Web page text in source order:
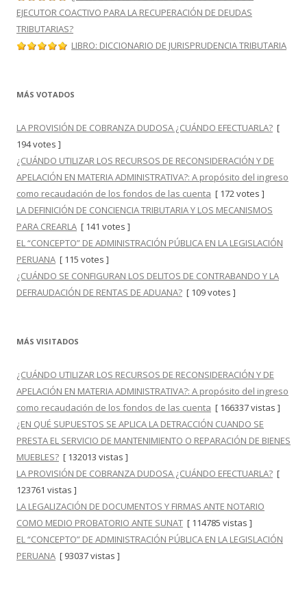
EJECUTOR COACTIVO PARA LA RECUPERACIÓN DE DEUDAS
TRIBUTARIAS?
LIBRO: DICCIONARIO DE JURISPRUDENCIA TRIBUTARIA
MÁS VOTADOS
LA PROVISIÓN DE COBRANZA DUDOSA ¿CUÁNDO EFECTUARLA? [
194 votes ]
¿CUÁNDO UTILIZAR LOS RECURSOS DE RECONSIDERACIÓN Y DE
APELACIÓN EN MATERIA ADMINISTRATIVA?: A propósito del ingreso
como recaudación de los fondos de las cuenta [ 172 votes ]
LA DEFINICIÓN DE CONCIENCIA TRIBUTARIA Y LOS MECANISMOS
PARA CREARLA [ 141 votes ]
EL “CONCEPTO” DE ADMINISTRACIÓN PÚBLICA EN LA LEGISLACIÓN
PERUANA [ 115 votes ]
¿CUÁNDO SE CONFIGURAN LOS DELITOS DE CONTRABANDO Y LA
DEFRAUDACIÓN DE RENTAS DE ADUANA? [ 109 votes ]
MÁS VISITADOS
¿CUÁNDO UTILIZAR LOS RECURSOS DE RECONSIDERACIÓN Y DE
APELACIÓN EN MATERIA ADMINISTRATIVA?: A propósito del ingreso
como recaudación de los fondos de las cuenta [ 166337 vistas ]
¿EN QUÉ SUPUESTOS SE APLICA LA DETRACCIÓN CUANDO SE
PRESTA EL SERVICIO DE MANTENIMIENTO O REPARACIÓN DE BIENES
MUEBLES? [ 132013 vistas ]
LA PROVISIÓN DE COBRANZA DUDOSA ¿CUÁNDO EFECTUARLA? [
123761 vistas ]
LA LEGALIZACIÓN DE DOCUMENTOS Y FIRMAS ANTE NOTARIO
COMO MEDIO PROBATORIO ANTE SUNAT [ 114785 vistas ]
EL “CONCEPTO” DE ADMINISTRACIÓN PÚBLICA EN LA LEGISLACIÓN
PERUANA [ 93037 vistas ]